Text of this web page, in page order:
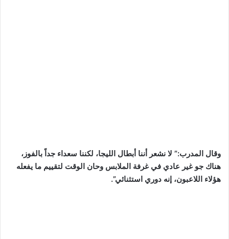
وقال المدرب:” لا نشعر أننا أبطال الليجا، لكننا سعداء جداً بالفوز،
هناك جو غير عادي في غرفة الملابس وحان الوقت لتقييم ما يفعله
هؤلاء اللاعبون، إنه دوري استثنائي”.